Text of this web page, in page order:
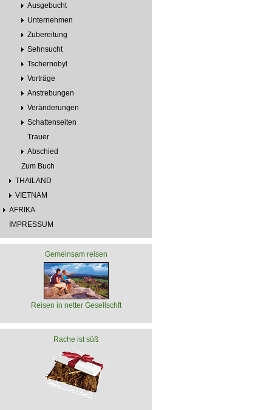
Ausgebucht
Unternehmen
Zubereitung
Sehnsucht
Tschernobyl
Vorträge
Anstrebungen
Veränderungen
Schattenseiten
Trauer
Abschied
Zum Buch
THAILAND
VIETNAM
AFRIKA
IMPRESSUM
Gemeinsam reisen
Reisen in netter Gesellschft
Rache ist süß